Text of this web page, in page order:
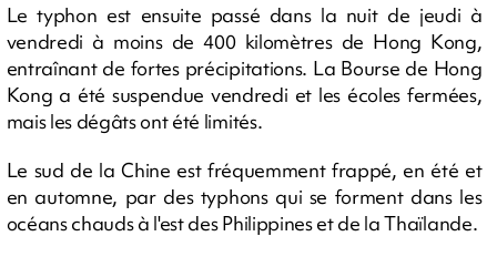
Le typhon est ensuite passé dans la nuit de jeudi à
vendredi à moins de 400 kilomètres de Hong Kong,
entraînant de fortes précipitations. La Bourse de Hong
Kong a été suspendue vendredi et les écoles fermées,
mais les dégâts ont été limités.
Le sud de la Chine est fréquemment frappé, en été et
en automne, par des typhons qui se forment dans les
océans chauds à l'est des Philippines et de la Thaïlande.